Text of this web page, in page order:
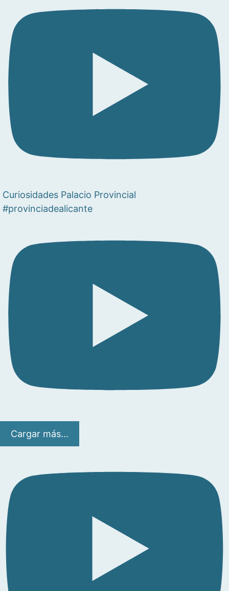
Curiosidades Palacio Provincial
#provinciadealicante
Cargar más...